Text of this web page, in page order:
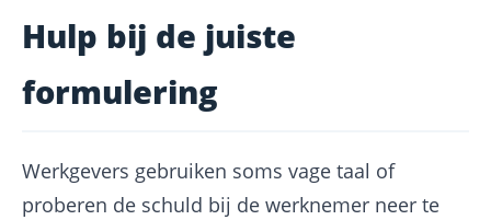
Hulp bij de juiste
formulering
Werkgevers gebruiken soms vage taal of
proberen de schuld bij de werknemer neer te